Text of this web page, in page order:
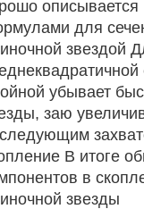
для
звездой
убывает
заю
В итоге
в
звезды